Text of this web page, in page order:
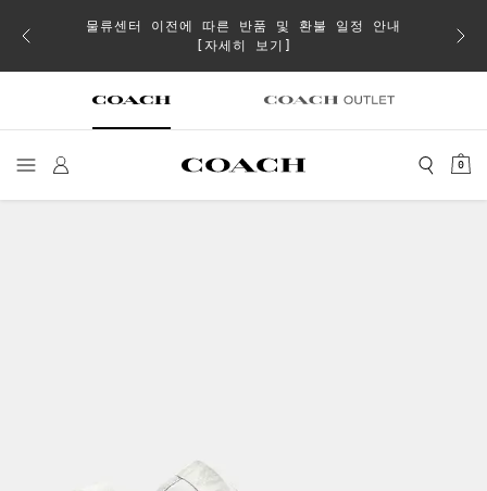
로 더
물류센터 이전에 따른 반품 및 환불 일정 안내
[자세히 보기]
일부
0